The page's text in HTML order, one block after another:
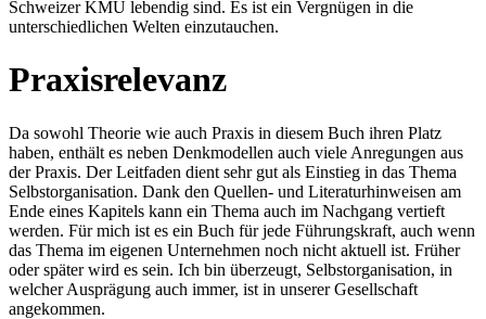
Schweizer KMU lebendig sind. Es ist ein Vergnügen in die
unterschiedlichen Welten einzutauchen.
Praxisrelevanz
Da sowohl Theorie wie auch Praxis in diesem Buch ihren Platz
haben, enthält es neben Denkmodellen auch viele Anregungen aus
der Praxis. Der Leitfaden dient sehr gut als Einstieg in das Thema
Selbstorganisation. Dank den Quellen- und Literaturhinweisen am
Ende eines Kapitels kann ein Thema auch im Nachgang vertieft
werden. Für mich ist es ein Buch für jede Führungskraft, auch wenn
das Thema im eigenen Unternehmen noch nicht aktuell ist. Früher
oder später wird es sein. Ich bin überzeugt, Selbstorganisation, in
welcher Ausprägung auch immer, ist in unserer Gesellschaft
angekommen.